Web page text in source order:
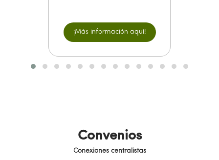
¡Más información aquí!
Convenios
Conexiones centralistas